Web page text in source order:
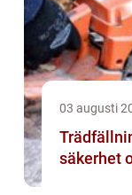
03 augusti
säkerhet